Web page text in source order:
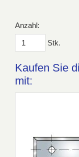
Anzahl:
Stk.
Kaufen Sie
mit: